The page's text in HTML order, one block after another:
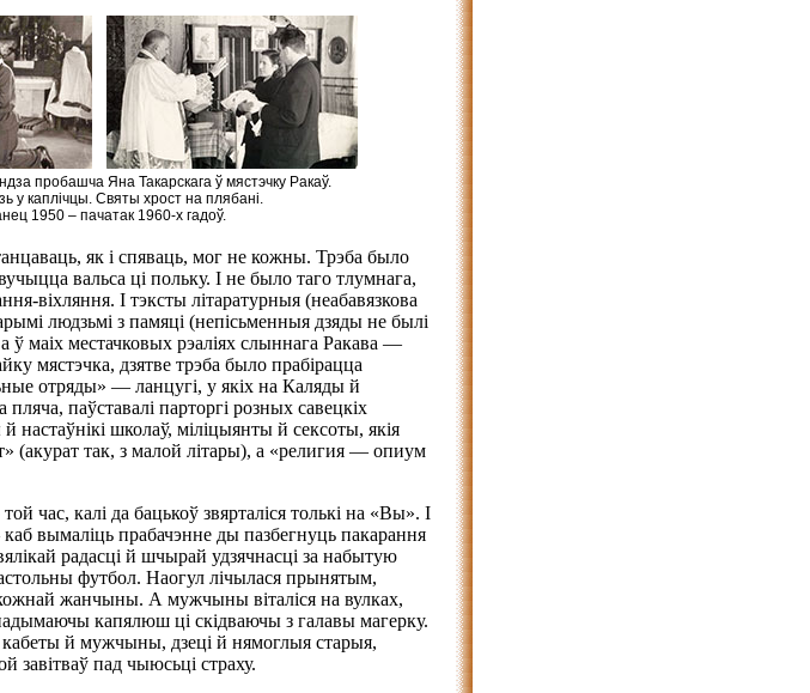
пробашча Яна Такарскага ў мястэчку Ракаў.
у каплічцы. Святы хрост на плябані.
1950 – пачатак 1960-х гадоў.
як і спяваць, мог не кожны. Трэба было
вальса ці польку. І не было таго тлумнага,
віхляння. І тэксты літаратурныя (неабавязкова
людзьмі з памяці (непісьменныя дзяды не былі
а ў маіх местачковых рэаліях слыннага Ракава —
мястэчка, дзятве трэба было прабірацца
отряды» — ланцугі, у якіх на Каляды й
паўставалі парторгі розных савецкіх
настаўнікі школаў, міліцыянты й сексоты, якія
(акурат так, з малой літары), а «религия — опиум
час, калі да бацькоў звярталіся толькі на «Вы». І
каб вымаліць прабачэнне ды пазбегнуць пакарання
радасці й шчырай удзячнасці за набытую
футбол. Наогул лічылася прынятым,
жанчыны. А мужчыны віталіся на вулках,
капялюш ці скідваючы з галавы магерку.
й мужчыны, дзеці й нямоглыя старыя,
завітваў пад чыюсьці страху.